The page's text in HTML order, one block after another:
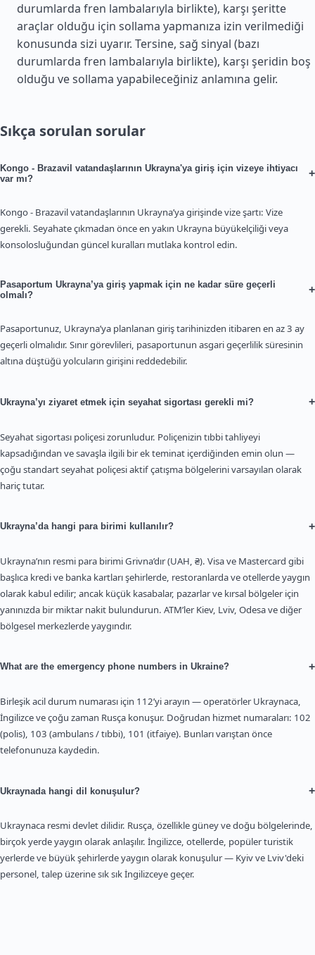
durumlarda fren lambalarıyla birlikte), karşı şeritte
araçlar olduğu için sollama yapmanıza izin verilmediği
konusunda sizi uyarır. Tersine, sağ sinyal (bazı
durumlarda fren lambalarıyla birlikte), karşı şeridin boş
olduğu ve sollama yapabileceğiniz anlamına gelir.
Sıkça sorulan sorular
Kongo - Brazavil vatandaşlarının Ukrayna'ya giriş için vizeye ihtiyacı
var mı?
+
Kongo - Brazavil vatandaşlarının Ukrayna’ya girişinde vize şartı: Vize
gerekli. Seyahate çıkmadan önce en yakın Ukrayna büyükelçiliği veya
konsolosluğundan güncel kuralları mutlaka kontrol edin.
Pasaportum Ukrayna’ya giriş yapmak için ne kadar süre geçerli
olmalı?
+
Pasaportunuz, Ukrayna’ya planlanan giriş tarihinizden itibaren en az 3 ay
geçerli olmalıdır. Sınır görevlileri, pasaportunun asgari geçerlilik süresinin
altına düştüğü yolcuların girişini reddedebilir.
Ukrayna’yı ziyaret etmek için seyahat sigortası gerekli mi? +
Seyahat sigortası poliçesi zorunludur. Poliçenizin tıbbi tahliyeyi
kapsadığından ve savaşla ilgili bir ek teminat içerdiğinden emin olun —
çoğu standart seyahat poliçesi aktif çatışma bölgelerini varsayılan olarak
hariç tutar.
Ukrayna’da hangi para birimi kullanılır? +
Ukrayna’nın resmi para birimi Grivna’dır (UAH, ₴). Visa ve Mastercard gibi
başlıca kredi ve banka kartları şehirlerde, restoranlarda ve otellerde yaygın
olarak kabul edilir; ancak küçük kasabalar, pazarlar ve kırsal bölgeler için
yanınızda bir miktar nakit bulundurun. ATM’ler Kiev, Lviv, Odesa ve diğer
bölgesel merkezlerde yaygındır.
What are the emergency phone numbers in Ukraine? +
Birleşik acil durum numarası için 112’yi arayın — operatörler Ukraynaca,
İngilizce ve çoğu zaman Rusça konuşur. Doğrudan hizmet numaraları: 102
(polis), 103 (ambulans / tıbbi), 101 (itfaiye). Bunları varıştan önce
telefonunuza kaydedin.
Ukraynada hangi dil konuşulur? +
Ukraynaca resmi devlet dilidir. Rusça, özellikle güney ve doğu bölgelerinde,
birçok yerde yaygın olarak anlaşılır. İngilizce, otellerde, popüler turistik
yerlerde ve büyük şehirlerde yaygın olarak konuşulur — Kyiv ve Lviv'deki
personel, talep üzerine sık sık İngilizceye geçer.